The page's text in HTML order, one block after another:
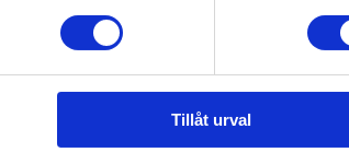
Tillåt urval